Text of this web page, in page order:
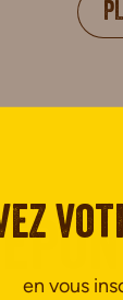
en vous